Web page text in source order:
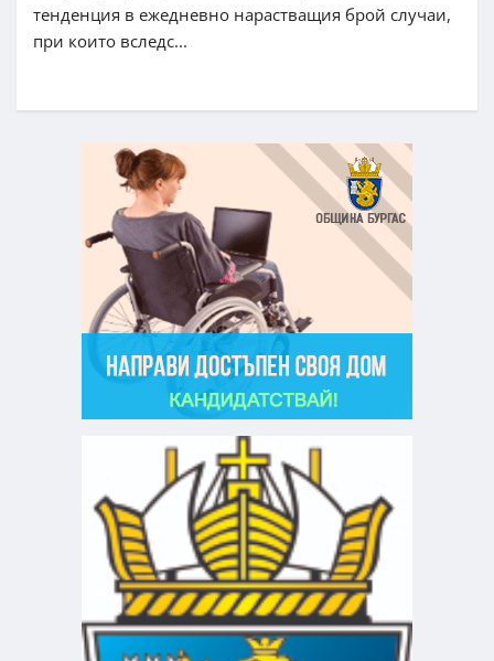
тенденция в ежедневно нарастващия брой случаи,
при които вследс...